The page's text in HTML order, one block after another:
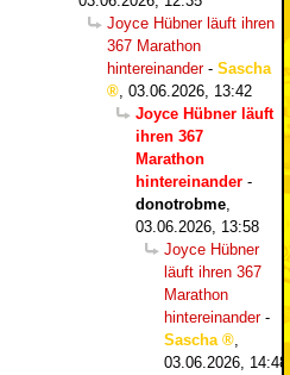
Joyce Hübner läuft ihren
367 Marathon
hintereinander- Sascha
, 03.06.2026, 13:42
Joyce Hübner läuft
ihren 367
Marathon
hintereinander -
donotrobme,
03.06.2026, 13:58
Joyce Hübner
läuft ihren 367
Marathon
hintereinander-
Sascha
,
03.06.2026, 14:48